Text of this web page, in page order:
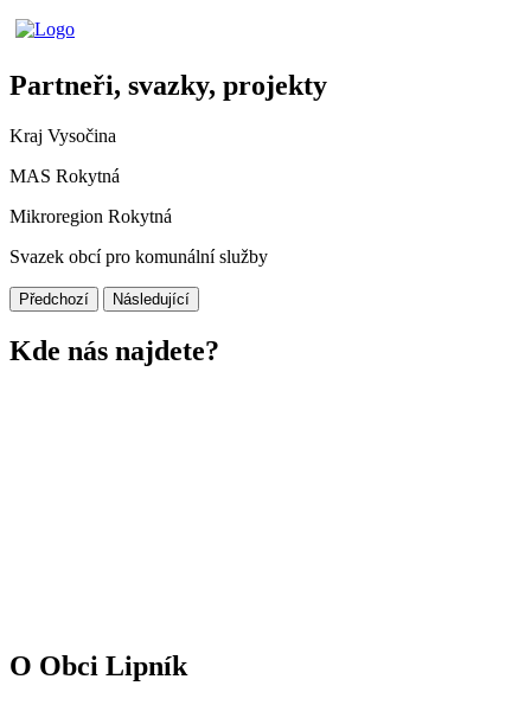
Partneři, svazky, projekty
Kraj Vysočina
MAS Rokytná
Mikroregion Rokytná
Svazek obcí pro komunální služby
Předchozí Následující
Kde nás najdete?
O Obci Lipník